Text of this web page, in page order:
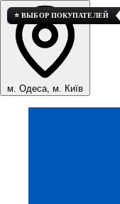
м. Одеса, м. Київ
🚀 ТОП ПРОДАЖ
⭐ ВЫБОР ПОКУПАТЕЛЕЙ